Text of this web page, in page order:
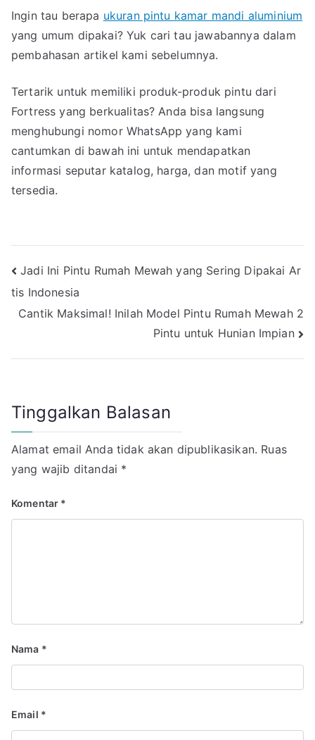
Ingin tau berapa ukuran pintu kamar mandi aluminium
yang umum dipakai? Yuk cari tau jawabannya dalam
pembahasan artikel kami sebelumnya.
Tertarik untuk memiliki produk-produk pintu dari
Fortress yang berkualitas? Anda bisa langsung
menghubungi nomor WhatsApp yang kami
cantumkan di bawah ini untuk mendapatkan
informasi seputar katalog, harga, dan motif yang
tersedia.
Navigasi
pos
Jadi Ini Pintu Rumah Mewah yang Sering Dipakai Ar
tis Indonesia
Cantik Maksimal! Inilah Model Pintu Rumah Mewah 2
Pintu untuk Hunian Impian
Tinggalkan Balasan
Alamat email Anda tidak akan dipublikasikan. Ruas
yang wajib ditandai *
Komentar *
Nama *
Email *